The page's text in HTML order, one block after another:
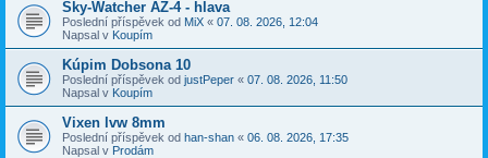
Sky-Watcher AZ-4 - hlava
Poslední příspěvek od MiX « 07. 08. 2026, 12:04
Napsal v Koupím
Kúpim Dobsona 10
Poslední příspěvek od justPeper « 07. 08. 2026, 11:50
Napsal v Koupím
Vixen lvw 8mm
Poslední příspěvek od han-shan « 06. 08. 2026, 17:35
Napsal v Prodám